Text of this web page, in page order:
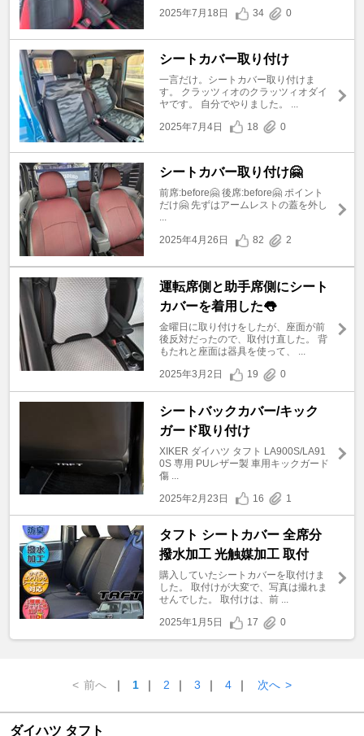
2025年7月18日
34 0
シートカバー取り付け
一言だけ。シートカバー取り付けま
す。 クラッツィオのクラッツィオダイ
ヤです。 自分でやりました。 ...
2025年7月4日
18 0
シートカバー取り付け🤗
前席:before🤗 後席:before🤗 ポイント
だけ🤗 先ずはアームレストの蓋を外し
...
2025年4月26日
82 2
運転席側と助手席側にシート
カバーを着用した👅
金曜日に取り付けをしたが、座面が前
後反対だったので、取付け直した。 背
もたれと座面は器具を使って、 ...
2025年3月2日
19 0
シートバックカバー/キック
ガード取り付け
XIKER ダイハツ タフト LA900S/LA91
0S 専用 PUレザー製 車用キックガード
傷 ...
2025年2月23日
16 1
タフト シートカバー 全席分
撥水加工 光触媒加工 取付
購入していたシートカバーを取付けま
した。 取付けが大変で、写真は撮れま
せんでした。 取付けは、前 ...
2025年1月5日
17 0
< 前へ ｜ 1 ｜ 2 ｜ 3 ｜ 4 ｜ 次へ >
ダイハツ タフト